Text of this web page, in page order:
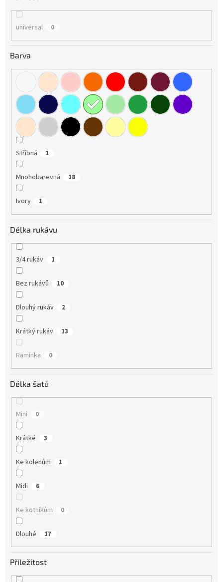
universal 0
Barva
Stříbná 1
Mnohobarevná 18
Ivory 1
Délka rukávu
3/4 rukáv 1
Bez rukávů 10
Dlouhý rukáv 2
Krátký rukáv 13
Ramínka 0
Délka šatů
Mini 0
Krátké 3
Ke kolenům 1
Midi 6
Ke kotníkům 0
Dlouhé 17
Příležitost